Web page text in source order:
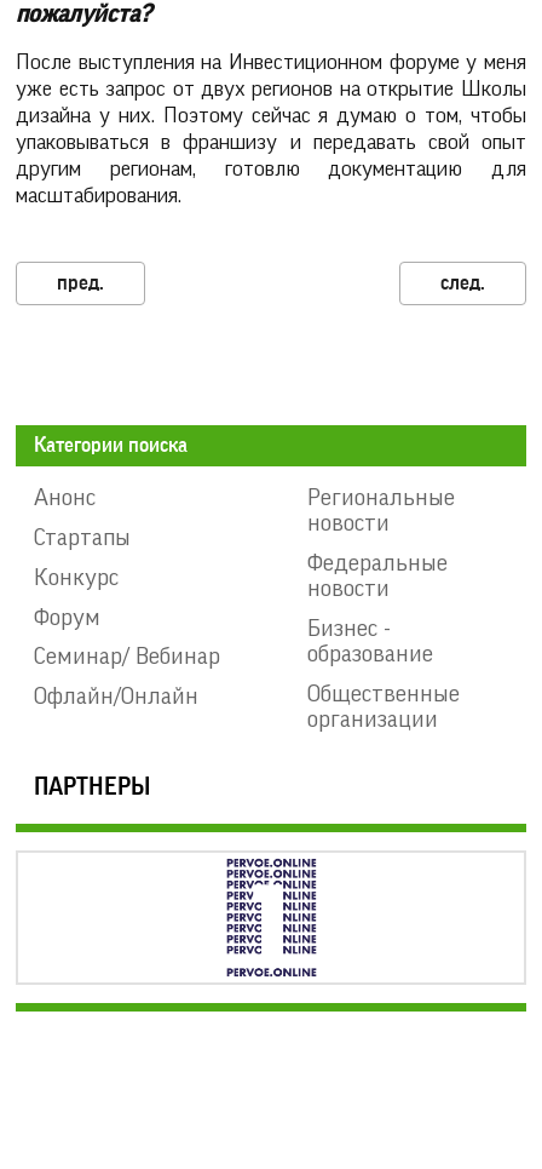
пожалуйста?
После выступления на Инвестиционном форуме у меня
уже есть запрос от двух регионов на открытие Школы
дизайна у них. Поэтому сейчас я думаю о том, чтобы
упаковываться в франшизу и передавать свой опыт
другим регионам, готовлю документацию для
масштабирования.
Категории поиска
Анонс
Стартапы
Конкурс
Форум
Семинар/ Вебинар
Офлайн/Онлайн
Региональные
новости
Федеральные
новости
Бизнес -
образование
Общественные
организации
ПАРТНЕРЫ